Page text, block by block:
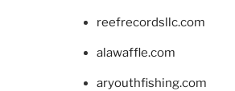
reefrecordsllc.com
alawaffle.com
aryouthfishing.com